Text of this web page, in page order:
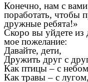
Конечно, нам с
поработать, чтобы
дружные ребята!»
Скоро вы уйдете из
мое пожелание:
Давайте, дети,
Дружить друг с
Как птицы – с
Как травы – с лугом,